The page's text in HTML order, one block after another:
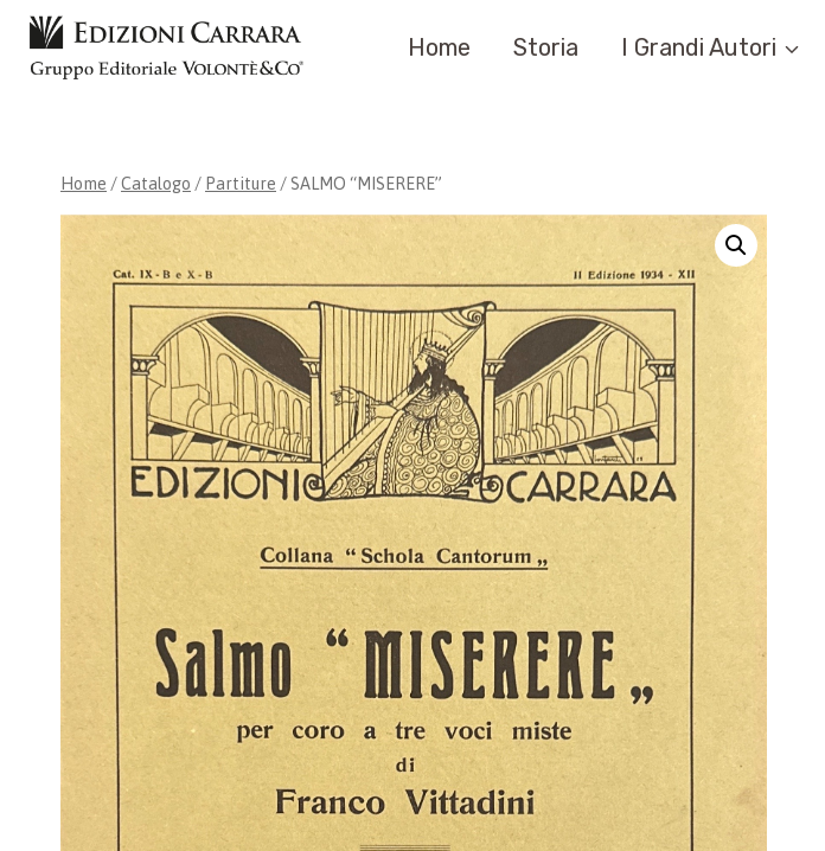
Salta
contenuto
Home Storia I Grandi Autori
Home /Catalogo / Partiture / SALMO “MISERERE”